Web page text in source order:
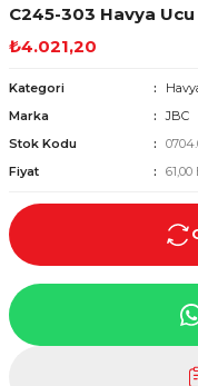
C245-303 Havya Ucu
₺4.021,20
Kategori
Marka
JBC
Stok Kodu
Fiyat